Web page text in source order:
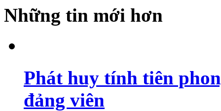
Những tin mới hơn
Phát huy tính tiên
đảng viên